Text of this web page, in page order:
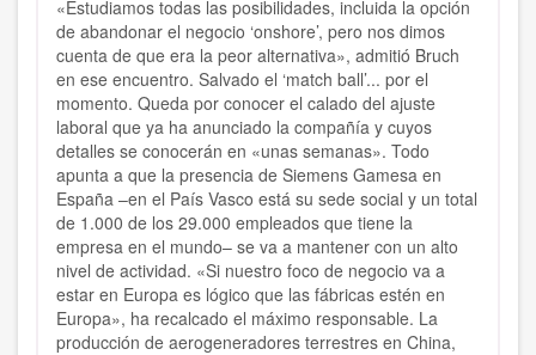
«Estudiamos todas las posibilidades, incluida la opción
de abandonar el negocio ‘onshore’, pero nos dimos
cuenta de que era la peor alternativa», admitió Bruch
en ese encuentro. Salvado el ‘match ball’... por el
momento. Queda por conocer el calado del ajuste
laboral que ya ha anunciado la compañía y cuyos
detalles se conocerán en «unas semanas». Todo
apunta a que la presencia de Siemens Gamesa en
España –en el País Vasco está su sede social y un total
de 1.000 de los 29.000 empleados que tiene la
empresa en el mundo– se va a mantener con un alto
nivel de actividad. «Si nuestro foco de negocio va a
estar en Europa es lógico que las fábricas estén en
Europa», ha recalcado el máximo responsable. La
producción de aerogeneradores terrestres en China,